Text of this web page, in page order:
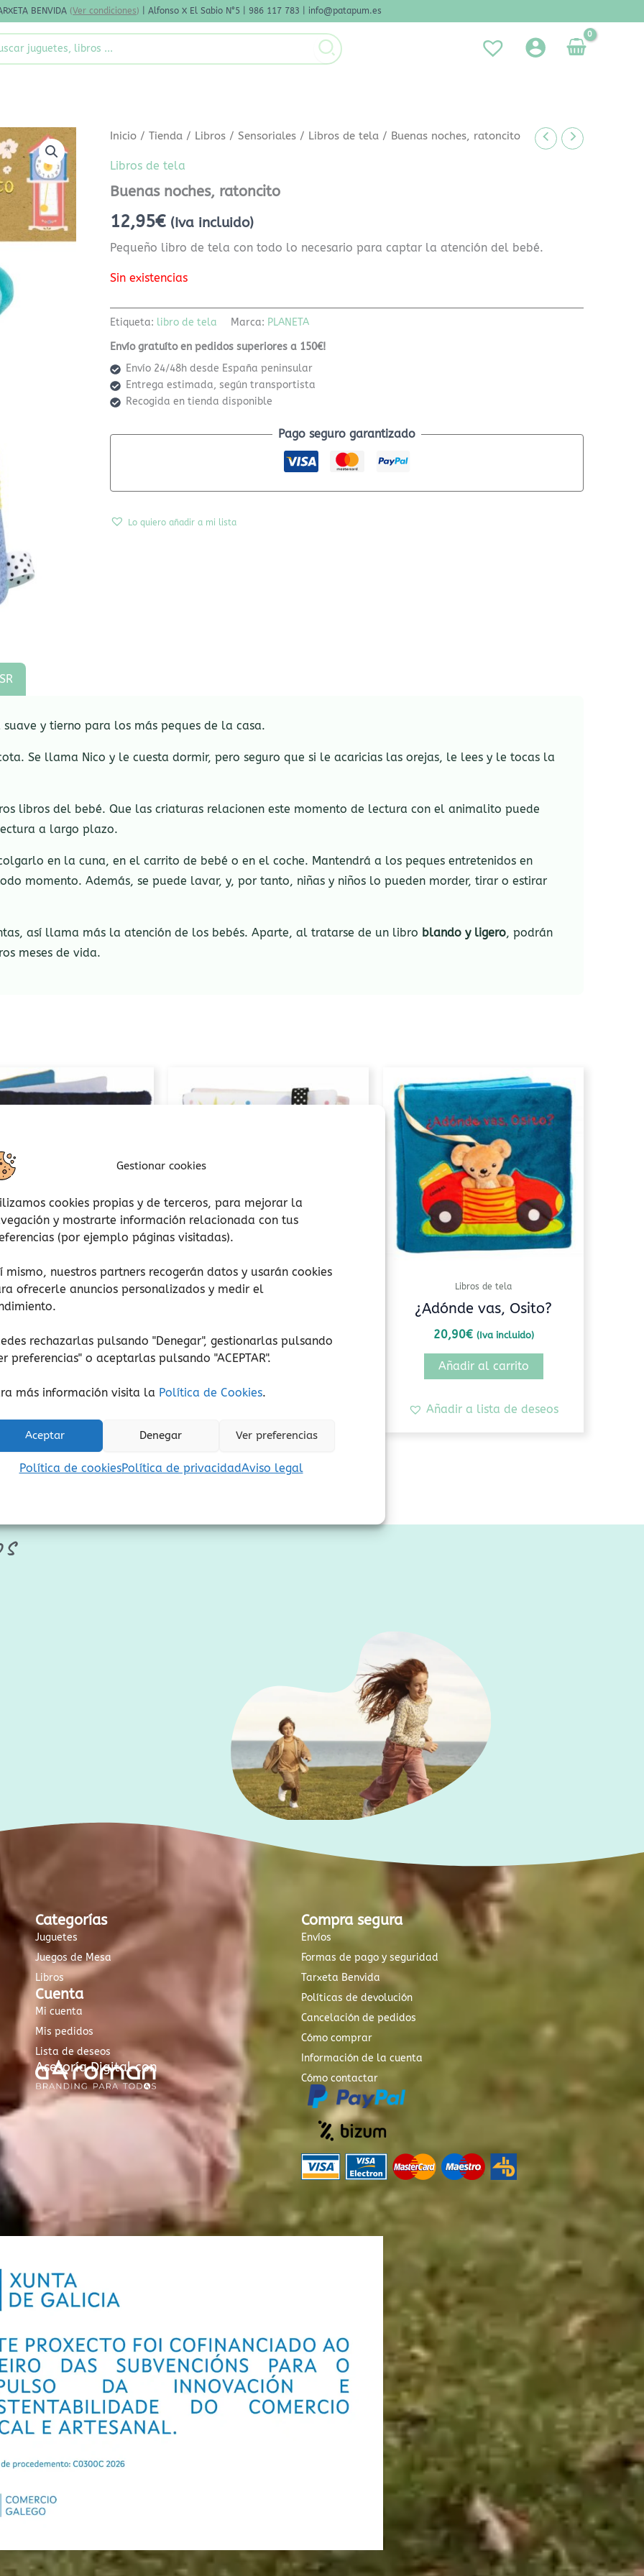
Gestionar cookies
cookies propias y de terceros, para mejorar la
y mostrarte información relacionada con tus
(por ejemplo páginas visitadas).
mismo, nuestros partners recogerán datos y usarán cookies
ofrecerle anuncios personalizados y medir el
rechazarlas pulsando "Denegar", gestionarlas pulsando
preferencias" o aceptarlas pulsando "ACEPTAR".
más información visita la Política de Cookies.
Aceptar Denegar Ver preferencias
Política de cookiesPolítica de privacidadAviso legal
BENVIDA (Ver condiciones) | Alfonso X El Sabio N°5 | 986 117 783 | info@patapum.es
Inicio /Tienda / Libros /Sensoriales / Libros de tela / Buenas noches, ratoncito
Libros de tela
Buenas noches, ratoncito
12,95€ (Iva incluido)
Pequeño libro de tela con todo lo necesario para captar la atención del bebé.
Sin existencias
Etiqueta: libro de tela Marca: PLANETA
Envío gratuíto en pedidos superiores a 150€!
Envío 24/48h desde España peninsular
Entrega estimada, según transportista
Recogida en tienda disponible
Pago seguro garantizado
Lo quiero añadir a mi lista
y tierno para los más peques de la casa.
Se llama Nico y le cuesta dormir, pero seguro que si le acaricias las orejas, le lees y le tocas la
libros del bebé. Que las criaturas relacionen este momento de lectura con el animalito puede
a largo plazo.
en la cuna, en el carrito de bebé o en el coche. Mantendrá a los peques entretenidos en
momento. Además, se puede lavar, y, por tanto, niñas y niños lo pueden morder, tirar o estirar
así llama más la atención de los bebés. Aparte, al tratarse de un libro blando y ligero, podrán
meses de vida.
Libros de tela
Mar adentro
19,50 (Iva incluido)
Añadir al carrito
Libros de tela
18,00 (Iva incluido)
Añadir al carrito
Libros de tela
¿Adónde vas, Osito?
20,90€ (Iva incluido)
Añadir al carrito
Añadir a lista de deseos
Categorías
Juguetes
Juegos de Mesa
Libros
Cuenta
Mi cuenta
Mis pedidos
Lista de deseos
Asesoría Digital con
Compra segura
Envíos
Formas de pago y seguridad
Tarxeta Benvida
Políticas de devolución
Cancelación de pedidos
Cómo comprar
Información de la cuenta
Cómo contactar